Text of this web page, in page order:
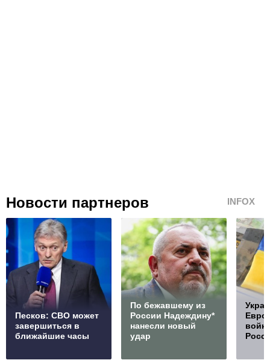
Новости партнеров INFOX
Песков: СВО может
завершиться в
ближайшие часы
По бежавшему из
России Надеждину*
нанесли новый
удар